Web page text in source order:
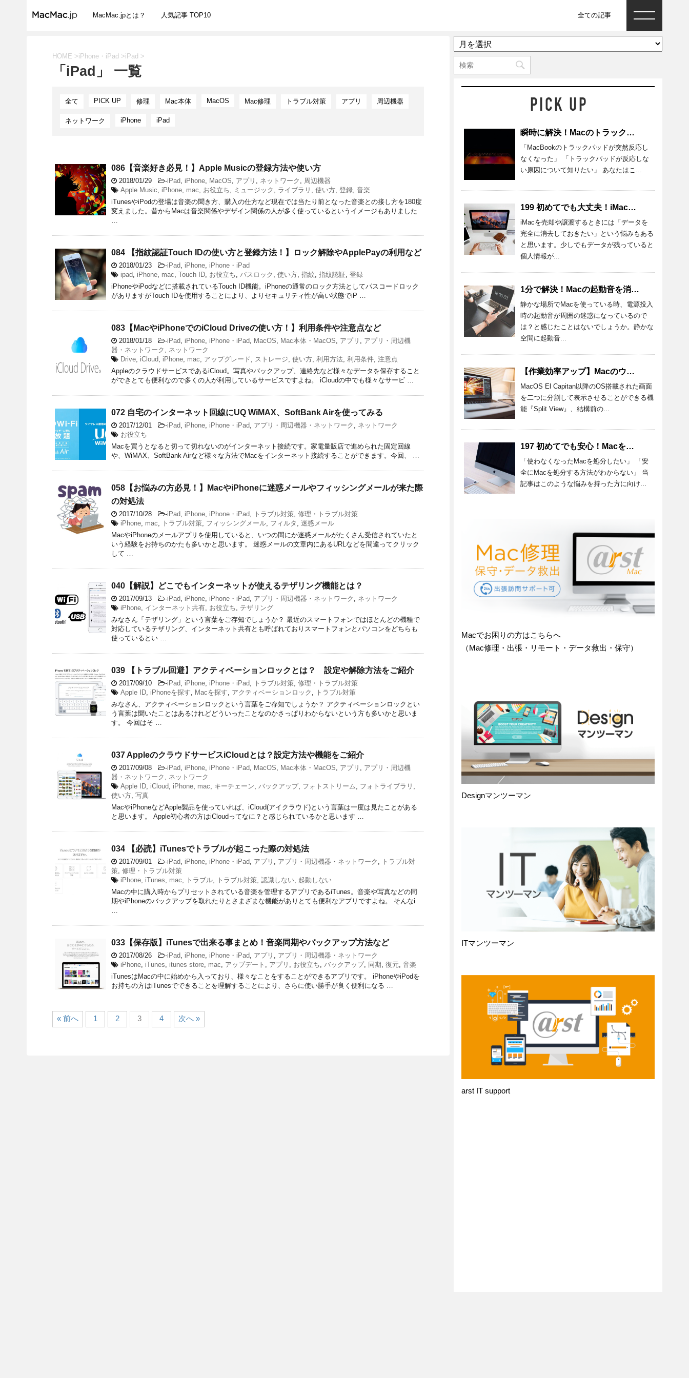
MacMac.jpとは？ 人気記事 TOP10 全ての記事
HOME >iPhone・iPad >iPad >
「iPad」 一覧
全て PICK UP 修理 Mac本体 MacOS Mac修理 トラブル対策 アプリ 周辺機器
ネットワーク iPhone iPad
086【音楽好き必見！】Apple Musicの登録方法や使い方
2018/01/29 -iPad, iPhone, MacOS, アプリ , ネットワーク , 周辺機器
Apple Music, iPhone, mac, お役立ち, ミュージック , ライブラリ , 使い方, 登録, 音楽
iTunesやiPodの登場は音楽の聞き方、購入の仕方など現在では当たり前となった音楽との接し方を180度
変えました。昔からMacは音楽関係やデザイン関係の人が多く使っているというイメージもありました
…
084 【指紋認証Touch IDの使い方と登録方法！】ロック解除やApplePayの利用など
2018/01/23 -iPad, iPhone, iPhone・iPad
ipad, iPhone, mac, Touch ID, お役立ち, パスロック , 使い方, 指紋, 指紋認証, 登録
iPhoneやiPodなどに搭載されているTouch ID機能。iPhoneの通常のロック方法としてパスコードロック
がありますがTouch IDを使用することにより、よりセキュリティ性が高い状態でiP …
083【MacやiPhoneでのiCloud Driveの使い方！】利用条件や注意点など
2018/01/18 -iPad, iPhone, iPhone・iPad, MacOS, Mac本体・MacOS, アプリ , アプリ・周辺機
器・ネットワーク , ネットワーク
Drive, iCloud, iPhone, mac, アップグレード, ストレージ, 使い方, 利用方法, 利用条件, 注意点
AppleのクラウドサービスであるiCloud。写真やバックアップ、連絡先など様々なデータを保存すること
ができとても便利なので多くの人が利用しているサービスですよね。 iCloudの中でも様々なサービ …
072 自宅のインターネット回線にUQ WiMAX、SoftBank Airを使ってみる
2017/12/01 -iPad, iPhone, iPhone・iPad, アプリ・周辺機器・ネットワーク , ネットワーク
お役立ち
Macを買うとなると切って切れないのがインターネット接続です。家電量販店で進められた固定回線
や、WiMAX、SoftBank Airなど様々な方法でMacをインターネット接続することができます。今回、 …
058【お悩みの方必見！】MacやiPhoneに迷惑メールやフィッシングメールが来た際
の対処法
2017/10/28 -iPad, iPhone, iPhone・iPad, トラブル対策, 修理・トラブル対策
iPhone, mac, トラブル対策, フィッシングメール, フィルタ , 迷惑メール
MacやiPhoneのメールアプリを使用していると、いつの間にか迷惑メールがたくさん受信されていたと
いう経験をお持ちのかたも多いかと思います。 迷惑メールの文章内にあるURLなどを間違ってクリック
して …
040【解説】どこでもインターネットが使えるテザリング機能とは？
2017/09/13 -iPad, iPhone, iPhone・iPad, アプリ・周辺機器・ネットワーク , ネットワーク
iPhone, インターネット共有, お役立ち, テザリング
みなさん「テザリング」という言葉をご存知でしょうか？ 最近のスマートフォンではほとんどの機種で
対応しているテザリング、インターネット共有とも呼ばれておりスマートフォンとパソコンをどちらも
使っているとい …
039 【トラブル回避】アクティベーションロックとは？ 設定や解除方法をご紹介
2017/09/10 -iPad, iPhone, iPhone・iPad, トラブル対策, 修理・トラブル対策
Apple ID, iPhoneを探す, Macを探す, アクティベーションロック ,
トラブル対策
みなさん、アクティベーションロックという言葉をご存知でしょうか？ アクティベーションロックとい
う言葉は聞いたことはあるけれどどういったことなのかさっぱりわからないという方も多いかと思いま
す。 今回はそ …
037 AppleのクラウドサービスiCloudとは？設定方法や機能をご紹介
2017/09/08 -iPad, iPhone, iPhone・iPad, MacOS, Mac本体・MacOS, アプリ , アプリ・周辺機
器・ネットワーク , ネットワーク
Apple ID, iCloud, iPhone, mac, キーチェーン, バックアップ, フォトストリーム, フォトライブラリ ,
使い方, 写真
MacやiPhoneなどApple製品を使っていれば、iCloud(アイクラウド)という言葉は一度は見たことがある
と思います。 Apple初心者の方はiCloudってなに？と感じられているかと思います …
034 【必読】iTunesでトラブルが起こった際の対処法
2017/09/01 -iPad, iPhone, iPhone・iPad, アプリ , アプリ・周辺機器・ネットワーク ,
トラブル対
策, 修理・トラブル対策
iPhone, iTunes, mac, トラブル, トラブル対策, 認識しない, 起動しない
Macの中に購入時からプリセットされている音楽を管理するアプリであるiTunes。音楽や写真などの同
期やiPhoneのバックアップを取れたりとさまざまな機能がありとても便利なアプリですよね。 そんなi
…
033【保存版】iTunesで出来る事まとめ！音楽同期やバックアップ方法など
2017/08/26 -iPad, iPhone, iPhone・iPad, アプリ , アプリ・周辺機器・ネットワーク
iPhone, iTunes, itunes store, mac, アップデート , アプリ , お役立ち, バックアップ, 同期, 復元, 音楽
iTunesはMacの中に始めから入っており、様々なことをすることができるアプリです。 iPhoneやiPodを
お持ちの方はiTunesでできることを理解することにより、さらに使い勝手が良く便利になる …
« 前へ 1 2 3 4 次へ »
ア
ー
カ
イ
瞬時に解決！Macのトラックパッドが反応しないときの原因と対処法
「MacBookのトラックパッドが突然反応し
なくなった」 「トラックパッドが反応しな
い原因について知りたい」 あなたはこ...
199 初めてでも大丈夫！iMacのデータを完全消去する準備・方法を紹介
iMacを売却や譲渡するときには「データを
完全に消去しておきたい」という悩みもある
と思います。少しでもデータが残っていると
個人情報が...
1分で解決！Macの起動音を消す設定方法とおすすめアプリを紹介！
静かな場所でMacを使っている時、電源投入
時の起動音が周囲の迷惑になっているので
は？と感じたことはないでしょうか。静かな
空間に起動音...
【作業効率アップ】Macのウィンドウを半分にする方法を詳しく解説
MacOS El Capitan以降のOS搭載された画面
を二つに分割して表示させることができる機
能『Split View』、結構前の...
197 初めてでも安心！Macを処分するときの準備と方法を詳しく解説！
「使わなくなったMacを処分したい」 「安
全にMacを処分する方法がわからない」 当
記事はこのような悩みを持った方に向け...
Macでお困りの方はこちらへ
（Mac修理・出張・リモート・データ救出・保守）
Designマンツーマン
ITマンツーマン
arst IT support